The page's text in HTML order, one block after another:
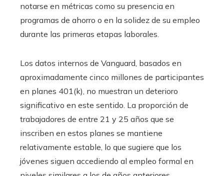
notarse en métricas como su presencia en
programas de ahorro o en la solidez de su empleo
durante las primeras etapas laborales.
Los datos internos de Vanguard, basados en
aproximadamente cinco millones de participantes
en planes 401(k), no muestran un deterioro
significativo en este sentido. La proporción de
trabajadores de entre 21 y 25 años que se
inscriben en estos planes se mantiene
relativamente estable, lo que sugiere que los
jóvenes siguen accediendo al empleo formal en